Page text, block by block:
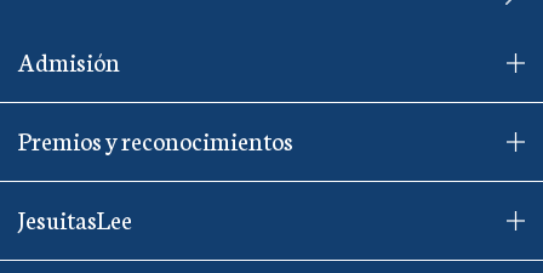
Admisión
Premios y reconocimientos
JesuitasLee